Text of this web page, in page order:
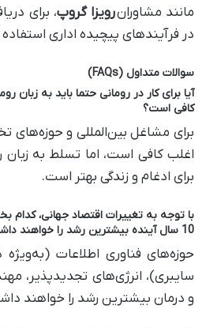
مانند مشاورانرویزا گروپ، برای
در فرآیندهای پیچیده اداری
سوالات متداول (FAQs)
آیا برای کار در رومانی حتما باید به زبان
کافی است؟
اغلب کافی است، اما تسلط به
برای ادغام و زندگی بهتر است.
با توجه به تغییرات اقتصاد جهانی،
10 سال آینده بیشترین رشد را خواهند داشت؟
حوزه‌های فناوری اطلاعات
سایبری)، انرژی‌های تجدیدپذیر،
و درمان بیشترین رشد را خواهند